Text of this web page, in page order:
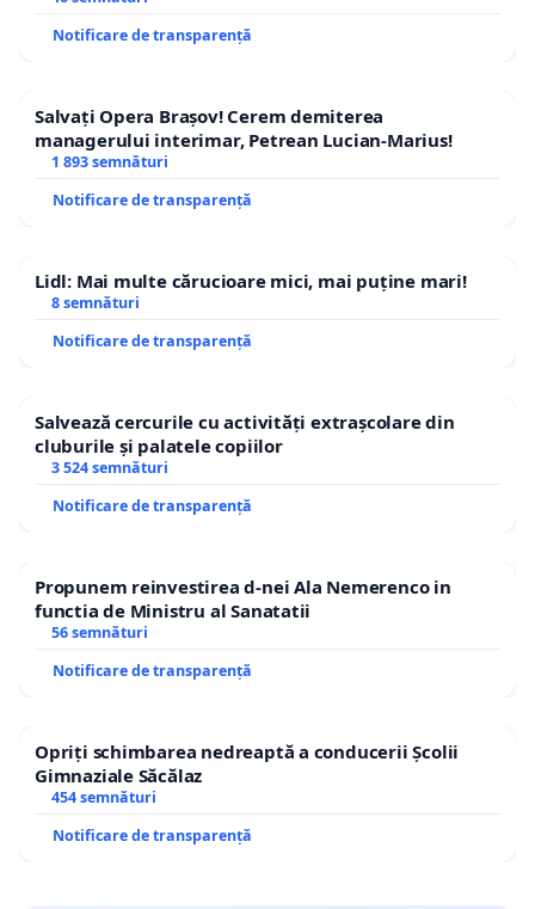
Notificare de transparență
Salvați Opera Brașov! Cerem demiterea
managerului interimar, Petrean Lucian-Marius!
1 893 semnături
Notificare de transparență
Lidl: Mai multe cărucioare mici, mai puține mari!
8 semnături
Notificare de transparență
Salvează cercurile cu activități extrașcolare din
cluburile și palatele copiilor
3 524 semnături
Notificare de transparență
Propunem reinvestirea d-nei Ala Nemerenco in
functia de Ministru al Sanatatii
56 semnături
Notificare de transparență
Opriți schimbarea nedreaptă a conducerii Școlii
Gimnaziale Săcălaz
454 semnături
Notificare de transparență